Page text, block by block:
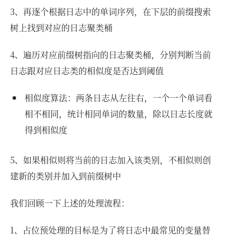
3、再逐个根据日志中的单词序列，在下层的前缀搜索
树上找到对应的日志聚类桶
4、遍历对应前缀树指向的日志聚类桶，分别判断当前
日志跟对应日志类的相似度是否达到阈值
相似度算法：两条日志从左往右，一个一个单词看
相不相同，统计相同单词的数量，除以日志长度就
得到相似度
5、如果相似则将当前的日志加入该类别，不相似则创
建新的类别并加入到前缀树中
我们回顾一下上述的处理流程：
1、占位预处理的目标是为了将日志中最常见的变量替